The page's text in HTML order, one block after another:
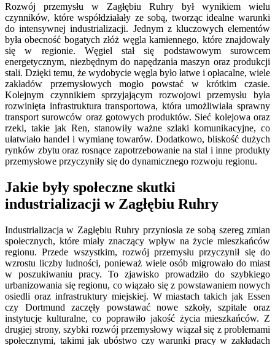
Rozwój przemysłu w Zagłębiu Ruhry był wynikiem wielu
czynników, które współdziałały ze sobą, tworząc idealne warunki
do intensywnej industrializacji. Jednym z kluczowych elementów
była obecność bogatych złóż węgla kamiennego, które znajdowały
się w regionie. Węgiel stał się podstawowym surowcem
energetycznym, niezbędnym do napędzania maszyn oraz produkcji
stali. Dzięki temu, że wydobycie węgla było łatwe i opłacalne, wiele
zakładów przemysłowych mogło powstać w krótkim czasie.
Kolejnym czynnikiem sprzyjającym rozwojowi przemysłu była
rozwinięta infrastruktura transportowa, która umożliwiała sprawny
transport surowców oraz gotowych produktów. Sieć kolejowa oraz
rzeki, takie jak Ren, stanowiły ważne szlaki komunikacyjne, co
ułatwiało handel i wymianę towarów. Dodatkowo, bliskość dużych
rynków zbytu oraz rosnące zapotrzebowanie na stal i inne produkty
przemysłowe przyczyniły się do dynamicznego rozwoju regionu.
Jakie były społeczne skutki
industrializacji w Zagłębiu Ruhry
Industrializacja w Zagłębiu Ruhry przyniosła ze sobą szereg zmian
społecznych, które miały znaczący wpływ na życie mieszkańców
regionu. Przede wszystkim, rozwój przemysłu przyczynił się do
wzrostu liczby ludności, ponieważ wiele osób migrowało do miast
w poszukiwaniu pracy. To zjawisko prowadziło do szybkiego
urbanizowania się regionu, co wiązało się z powstawaniem nowych
osiedli oraz infrastruktury miejskiej. W miastach takich jak Essen
czy Dortmund zaczęły powstawać nowe szkoły, szpitale oraz
instytucje kulturalne, co poprawiło jakość życia mieszkańców. Z
drugiej strony, szybki rozwój przemysłowy wiązał się z problemami
społecznymi, takimi jak ubóstwo czy warunki pracy w zakładach